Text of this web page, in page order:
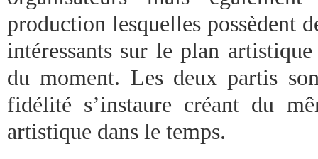
production lesquelles possèdent
intéressants sur le plan
du moment. Les deux partis
fidélité s’instaure créant du
artistique dans le temps.